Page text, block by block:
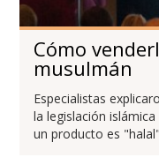
Cómo
musulmán
Especialistas
la legislación
un producto es